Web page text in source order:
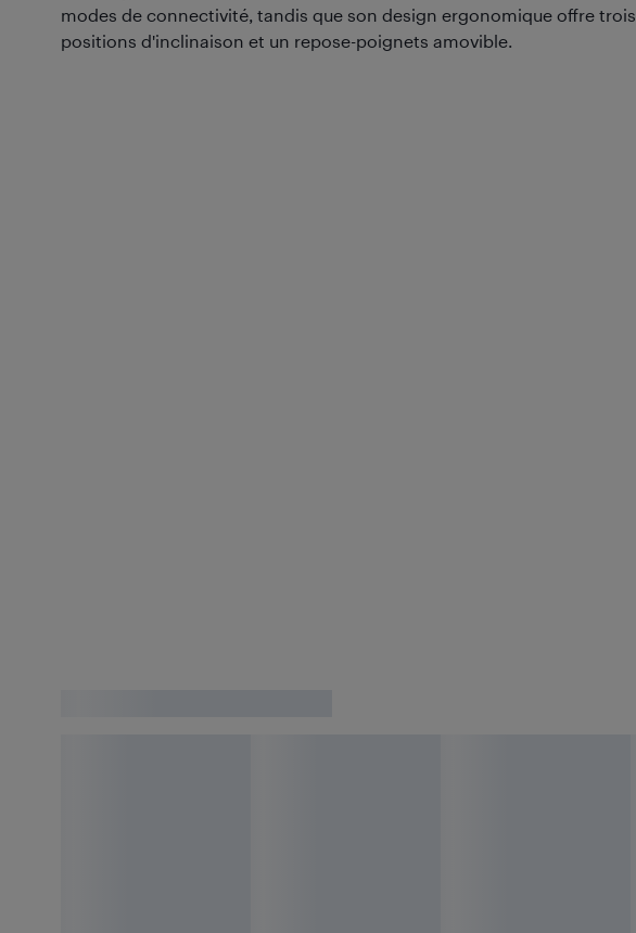
modes de connectivité, tandis que son design ergonomique offre trois
positions d'inclinaison et un repose-poignets amovible.